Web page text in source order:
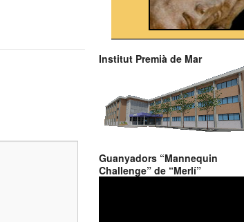
Institut Premià de Mar
Guanyadors “Mannequin
Challenge” de “Merlí”